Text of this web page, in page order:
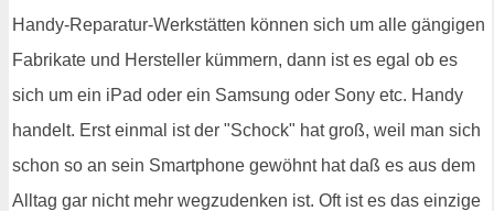
Handy-Reparatur-Werkstätten können sich um alle gängigen
Fabrikate und Hersteller kümmern, dann ist es egal ob es
sich um ein iPad oder ein Samsung oder Sony etc. Handy
handelt. Erst einmal ist der "Schock" hat groß, weil man sich
schon so an sein Smartphone gewöhnt hat daß es aus dem
Alltag gar nicht mehr wegzudenken ist. Oft ist es das einzige